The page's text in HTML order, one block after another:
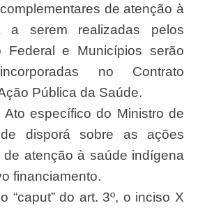
de atenção à
a serem realizadas pelos
Federal e Municípios serão
no Contrato
Pública da Saúde.
Ato específico do Ministro de
disporá sobre as ações
de atenção à saúde indígena
financiamento.
“caput” do art. 3º, o inciso X